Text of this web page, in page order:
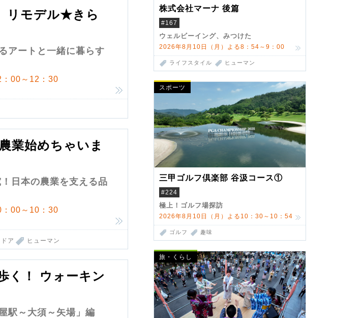
リモデル★きら
アートと一緒に暮らす
00～12：30
業始めちゃいま
日本の農業を支える品
00～10：30
ア ヒューマン
く！ ウォーキン
駅～大須～矢場」編
株式会社マーナ 後篇
#167
ウェルビーイング、みつけた
2026年8月10日（月）よる8：54～9：00
ライフスタイル ヒューマン
スポーツ
三甲ゴルフ倶楽部 谷汲コース①
#224
極上！ゴルフ場探訪
2026年8月10日（月）よる10：30～10：54
ゴルフ 趣味
旅・くらし